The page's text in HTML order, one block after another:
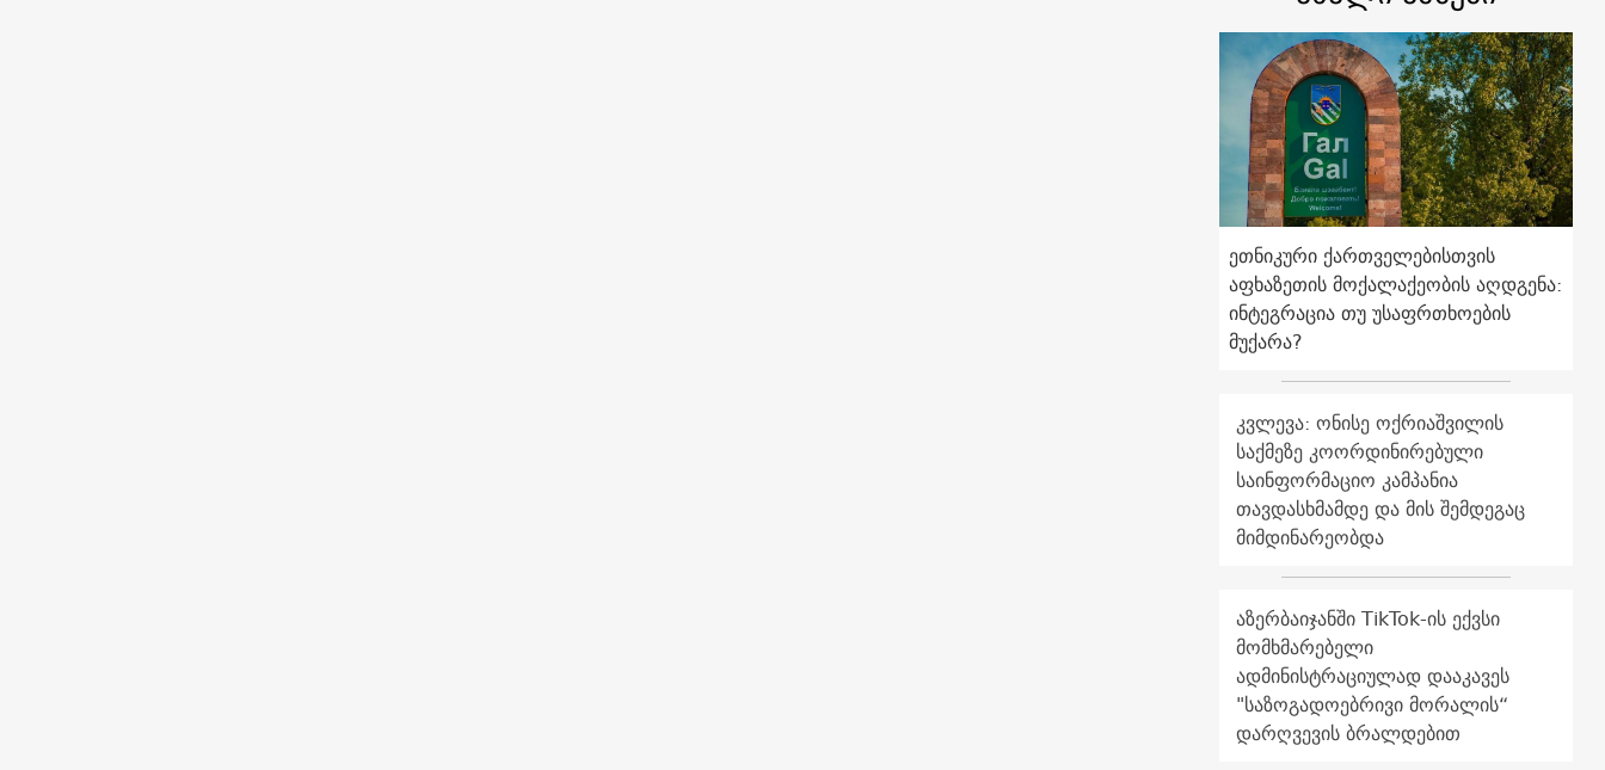
ეთნიკური ქართველებისთვის
აფხაზეთის მოქალაქეობის აღდგენა:
ინტეგრაცია თუ უსაფრთხოების
მუქარა?
კვლევა: ონისე ოქრიაშვილის
საქმეზე კოორდინირებული
საინფორმაციო კამპანია
თავდასხმამდე და მის შემდეგაც
მიმდინარეობდა
აზერბაიჯანში TikTok-ის ექვსი
მომხმარებელი
ადმინისტრაციულად დააკავეს
"საზოგადოებრივი მორალის“
დარღვევის ბრალდებით